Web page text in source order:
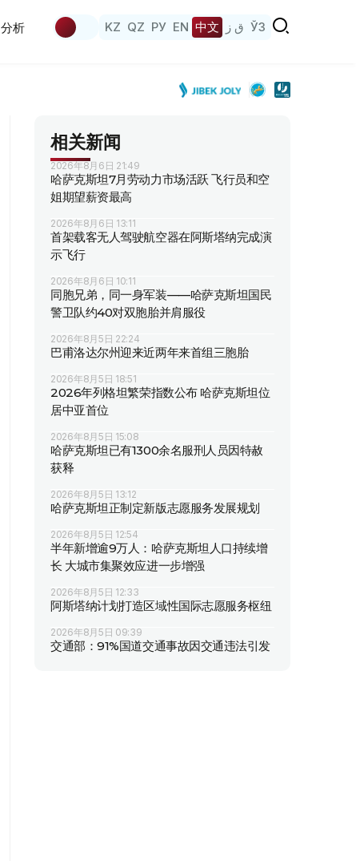
分析 KZ QZ РУ EN 中文 ق ز ЎЗ
相关新闻
2026年8月6日 21:49
哈萨克斯坦7月劳动力市场活跃 飞行员和空
姐期望薪资最高
2026年8月6日 13:11
首架载客无人驾驶航空器在阿斯塔纳完成演
示飞行
2026年8月6日 10:11
同胞兄弟，同一身军装——哈萨克斯坦国民
警卫队约40对双胞胎并肩服役
2026年8月5日 22:24
巴甫洛达尔州迎来近两年来首组三胞胎
2026年8月5日 18:51
2026年列格坦繁荣指数公布 哈萨克斯坦位
居中亚首位
2026年8月5日 15:08
哈萨克斯坦已有1300余名服刑人员因特赦
获释
2026年8月5日 13:12
哈萨克斯坦正制定新版志愿服务发展规划
2026年8月5日 12:54
半年新增逾9万人：哈萨克斯坦人口持续增
长 大城市集聚效应进一步增强
2026年8月5日 12:33
阿斯塔纳计划打造区域性国际志愿服务枢纽
2026年8月5日 09:39
交通部：91%国道交通事故因交通违法引发